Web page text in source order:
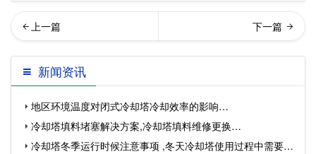
却塔水量减少损失主要原因
是什么…
却塔填料更换施工注意事项
及施工措施
新闻资讯
地区环境温度对闭式冷却塔冷却效率的影响…
冷却塔填料堵塞解决方案,冷却塔填料维修更换…
冷却塔冬季运行时候注意事项 ,冬天冷却塔使用过程中需要